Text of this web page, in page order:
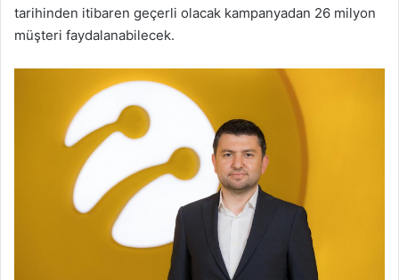
tarihinden itibaren geçerli olacak kampanyadan 26 milyon
müşteri faydalanabilecek.